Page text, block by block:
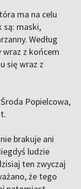
ma na celu
są: maski,
Według
wraz z końcem
się wraz z
Popielcowa,
brakuje ani
ludzie
ten zwyczaj
że tego